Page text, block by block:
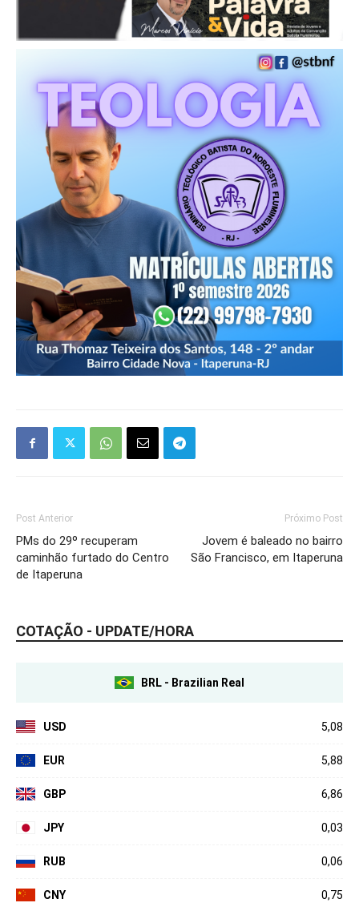
Post Anterior
PMs do 29º recuperam
caminhão furtado do Centro
de Itaperuna
Próximo Post
Jovem é baleado no bairro
São Francisco, em Itaperuna
COTAÇÃO - UPDATE/HORA
BRL - Brazilian Real
USD 5,08
EUR 5,88
GBP 6,86
JPY 0,03
RUB 0,06
CNY 0,75